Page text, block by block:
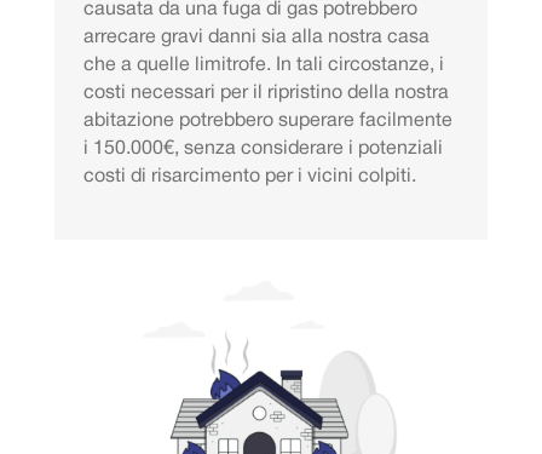
causata da una fuga di gas potrebbero
arrecare gravi danni sia alla nostra casa
che a quelle limitrofe. In tali circostanze, i
costi necessari per il ripristino della nostra
abitazione potrebbero superare facilmente
i 150.000€, senza considerare i potenziali
costi di risarcimento per i vicini colpiti.